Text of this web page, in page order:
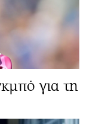
για τη